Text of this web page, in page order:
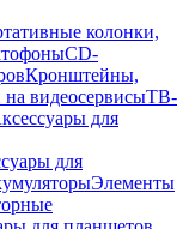
колонки,
CD-
Кронштейны,
видеосервисыТВ-
для
для
Элементы